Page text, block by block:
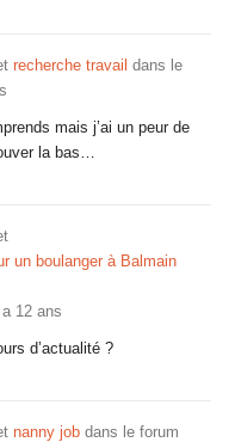
recherche travail dans le
mais j’ai un peur de
la bas…
un boulanger à Balmain
12 ans
d’actualité ?
nanny job dans le forum